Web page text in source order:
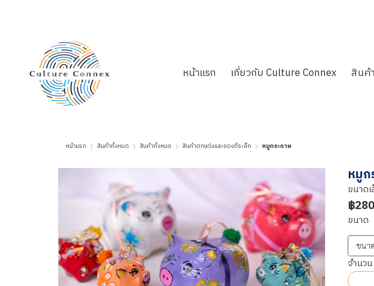
หน้าแรก เกี่ยวกับ Culture Connex สินค้า
หน้าแรก สินค้าทั้งหมด สินค้าทั้งหมด สินค้าตกแต่งและของที่ระลึก หมูกระดาษ
หมูก
ขนาด
฿280
ขนาด
ขนา
จำนวน